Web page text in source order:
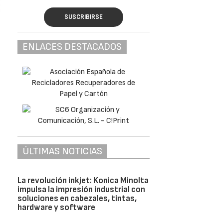
SUSCRIBIRSE
ENLACES DESTACADOS
ÚLTIMAS NOTICIAS
La revolución inkjet: Konica Minolta
impulsa la impresión industrial con
soluciones en cabezales, tintas,
hardware y software